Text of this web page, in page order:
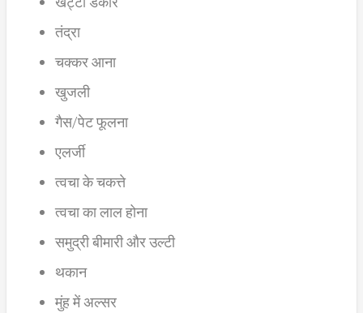
तंद्रा
चक्कर आना
खुजली
गैस/पेट फूलना
एलर्जी
त्वचा के चकत्ते
त्वचा का लाल होना
समुद्री बीमारी और उल्टी
थकान
मुंह में अल्सर